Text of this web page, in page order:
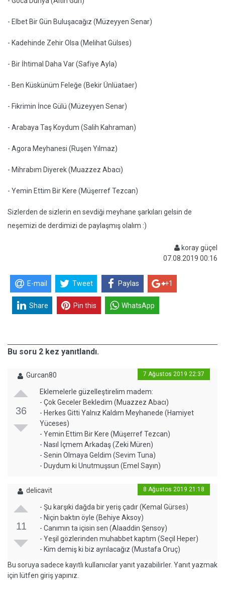
- Elbet Bir Gün Buluşacağız (Müzeyyen Senar)
- Kadehinde Zehir Olsa (Melihat Gülses)
- Bir İhtimal Daha Var (Safiye Ayla)
- Ben Küskünüm Feleğe (Bekir Ünlüataer)
- Fikrimin İnce Gülü (Müzeyyen Senar)
- Arabaya Taş Koydum (Salih Kahraman)
- Agora Meyhanesi (Ruşen Yılmaz)
- Mihrabım Diyerek (Muazzez Abacı)
- Yemin Ettim Bir Kere (Müşerref Tezcan)
Sizlerden de sizlerin en sevdiği meyhane şarkıları gelsin de
neşemizi de derdimizi de paylaşmış olalım :)
koray güçel
07.08.2019 00:16
E-mail Tweet Paylas +1
Share Pin this WhatsApp
Bu soru 2 kez yanıtlandı.
Gurcan80 7 Ağustos 2019 22:37
36
Eklemelerle güzelleştirelim madem:
- Çok Geceler Bekledim (Muazzez Abacı)
- Herkes Gitti Yalnız Kaldım Meyhanede (Hamiyet
Yüceses)
- Yemin Ettim Bir Kere (Müşerref Tezcan)
- Nasıl İçmem Arkadaş (Zeki Müren)
- Senin Olmaya Geldim (Sevim Tuna)
- Duydum ki Unutmuşsun (Emel Sayın)
delicavit 8 Ağustos 2019 21:18
11
- Şu karşıki dağda bir yeriş çadır (Kemal Gürses)
- Niçin baktın öyle (Behiye Aksoy)
- Canımın ta içisin sen (Alaaddin Şensoy)
- Yeşil gözlerinden muhabbet kaptım (Seçil Heper)
- Kim demiş ki biz ayrılacağız (Mustafa Oruç)
Bu soruya sadece kayıtlı kullanıcılar yanıt yazabilirler. Yanıt yazmak
için lütfen giriş yapınız.